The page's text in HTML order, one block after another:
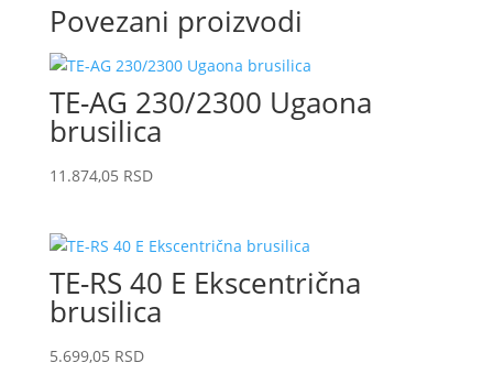
Povezani proizvodi
TE-AG 230/2300 Ugaona
brusilica
11.874,05 RSD
TE-RS 40 E Ekscentrična
brusilica
5.699,05 RSD